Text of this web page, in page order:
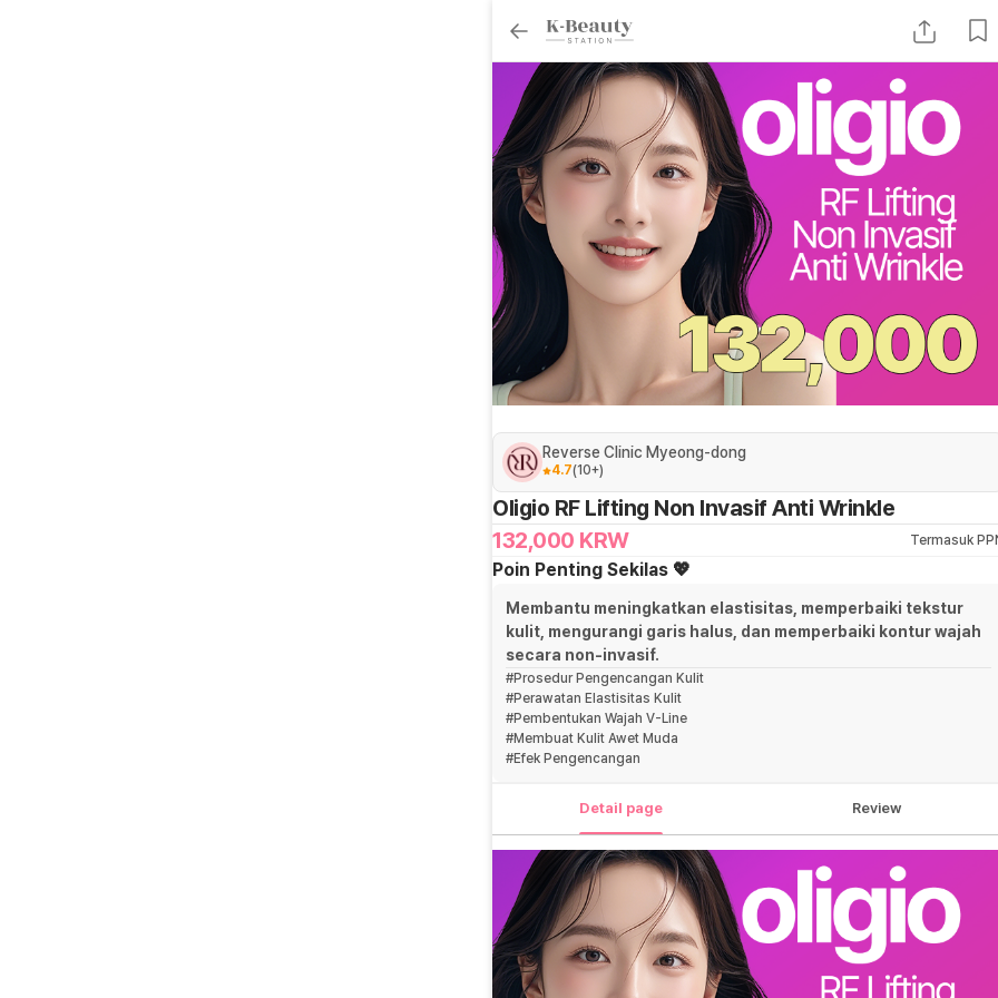
Reverse Clinic Myeong-dong
4.7(10+)
Oligio RF Lifting Non Invasif Anti Wrinkle
132,000 KRW Termasuk
Poin Penting Sekilas 💖
Membantu meningkatkan elastisitas, memperbaiki tekstur
kulit, mengurangi garis halus, dan memperbaiki kontur wajah
secara non-invasif.
#Prosedur Pengencangan Kulit
#Perawatan Elastisitas Kulit
#Pembentukan Wajah V-Line
#Membuat Kulit Awet Muda
#Efek Pengencangan
Detail page Review